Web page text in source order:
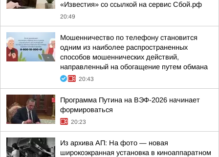
«Известия» со ссылкой на сервис Сбой.рф
20:49
Мошенничество по телефону становится
одним из наиболее распространенных
способов мошеннических действий,
направленный на обогащение путем обмана
20:43
Программа Путина на ВЭФ-2026 начинает
формироваться
20:23
Из архива АП: На фото — новая
широкоэкранная установка в киноаппаратном